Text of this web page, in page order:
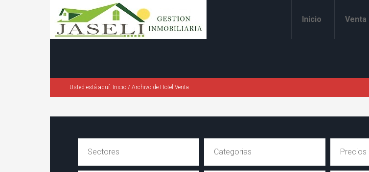
Inicio Venta
Usted está aquí: Inicio / Archivo de Hotel Venta